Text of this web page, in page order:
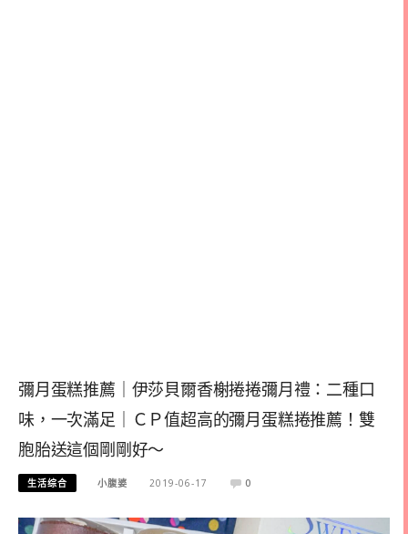
彌月蛋糕推薦｜伊莎貝爾香榭捲捲彌月禮：二種口
味，一次滿足｜ＣＰ值超高的彌月蛋糕捲推薦！雙
胞胎送這個剛剛好～
生活综合 小腹婆 2019-06-17 0